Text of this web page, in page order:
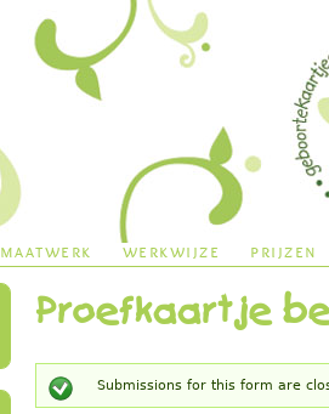
Proefkaartje
Submissions for this form are
maatwerk werkwijze prijzen